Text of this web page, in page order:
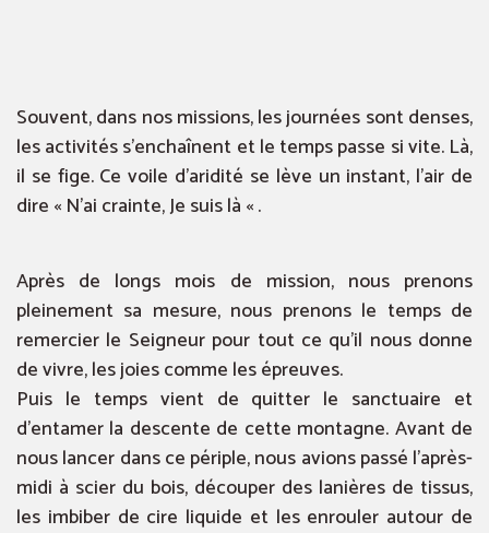
Souvent, dans nos missions, les journées sont denses,
les activités s’enchaînent et le temps passe si vite. Là,
il se fige. Ce voile d’aridité se lève un instant, l’air de
dire « N’ai crainte, Je suis là « .
Après de longs mois de mission, nous prenons
pleinement sa mesure, nous prenons le temps de
remercier le Seigneur pour tout ce qu’il nous donne
de vivre, les joies comme les épreuves.
Puis le temps vient de quitter le sanctuaire et
d’entamer la descente de cette montagne. Avant de
nous lancer dans ce périple, nous avions passé l’après-
midi à scier du bois, découper des lanières de tissus,
les imbiber de cire liquide et les enrouler autour de